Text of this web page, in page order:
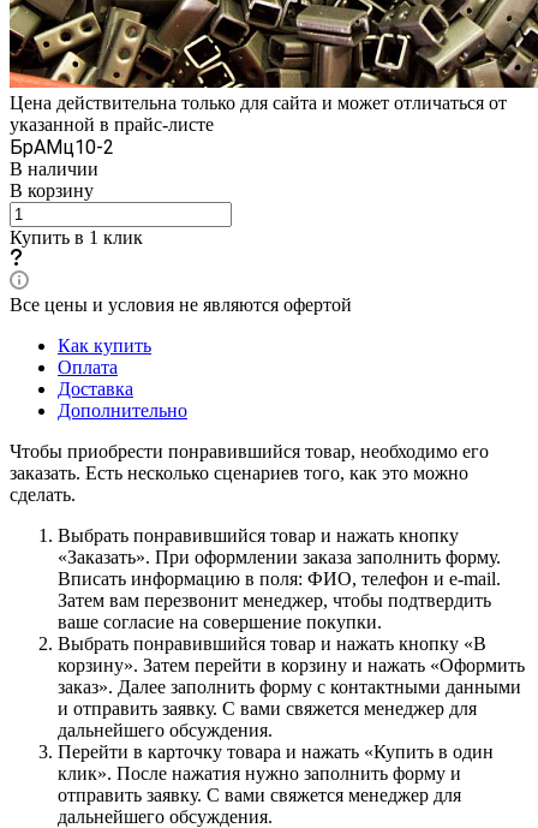
Цена действительна только для сайта и может отличаться от
указанной в прайс-листе
БрАМц10-2
В наличии
В корзину
Купить в 1 клик
Все цены и условия не являются офертой
Как купить
Оплата
Доставка
Дополнительно
Чтобы приобрести понравившийся товар, необходимо его
заказать. Есть несколько сценариев того, как это можно
сделать.
Выбрать понравившийся товар и нажать кнопку
«Заказать». При оформлении заказа заполнить форму.
Вписать информацию в поля: ФИО, телефон и e-mail.
Затем вам перезвонит менеджер, чтобы подтвердить
ваше согласие на совершение покупки.
Выбрать понравившийся товар и нажать кнопку «В
корзину». Затем перейти в корзину и нажать «Оформить
заказ». Далее заполнить форму с контактными данными
и отправить заявку. С вами свяжется менеджер для
дальнейшего обсуждения.
Перейти в карточку товара и нажать «Купить в один
клик». После нажатия нужно заполнить форму и
отправить заявку. С вами свяжется менеджер для
дальнейшего обсуждения.